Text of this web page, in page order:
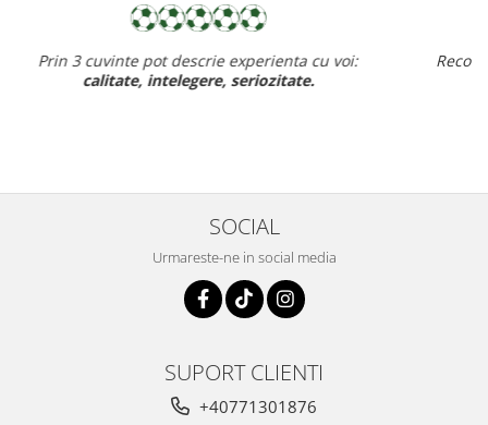
Recomand cu drag inedit sport pt rapiditate, calitate si pret
ff bun,
SOCIAL
Urmareste-ne in social media
SUPORT CLIENTI
+40771301876